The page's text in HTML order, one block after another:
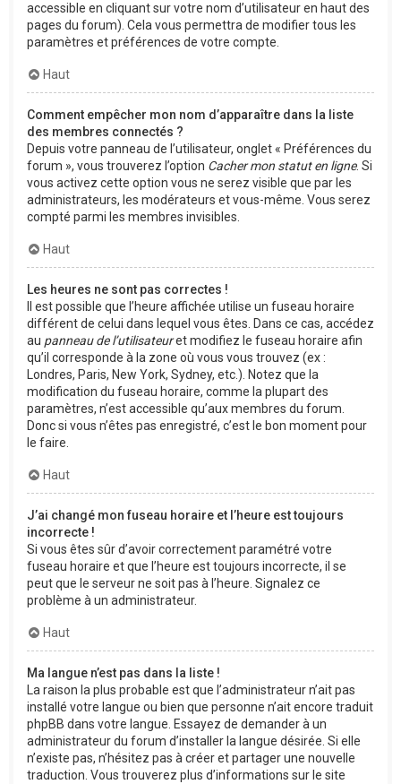
accessible en cliquant sur votre nom d’utilisateur en haut des
pages du forum). Cela vous permettra de modifier tous les
paramètres et préférences de votre compte.
Haut
Comment empêcher mon nom d’apparaître dans la liste
des membres connectés ?
Depuis votre panneau de l’utilisateur, onglet « Préférences du
forum », vous trouverez l’option Cacher mon statut en ligne. Si
vous activez cette option vous ne serez visible que par les
administrateurs, les modérateurs et vous-même. Vous serez
compté parmi les membres invisibles.
Haut
Les heures ne sont pas correctes !
Il est possible que l’heure affichée utilise un fuseau horaire
différent de celui dans lequel vous êtes. Dans ce cas, accédez
au panneau de l’utilisateuret modifiez le fuseau horaire afin
qu’il corresponde à la zone où vous vous trouvez (ex :
Londres, Paris, New York, Sydney, etc.). Notez que la
modification du fuseau horaire, comme la plupart des
paramètres, n’est accessible qu’aux membres du forum.
Donc si vous n’êtes pas enregistré, c’est le bon moment pour
le faire.
Haut
J’ai changé mon fuseau horaire et l’heure est toujours
incorrecte !
Si vous êtes sûr d’avoir correctement paramétré votre
fuseau horaire et que l’heure est toujours incorrecte, il se
peut que le serveur ne soit pas à l’heure. Signalez ce
problème à un administrateur.
Haut
Ma langue n’est pas dans la liste !
La raison la plus probable est que l’administrateur n’ait pas
installé votre langue ou bien que personne n’ait encore traduit
phpBB dans votre langue. Essayez de demander à un
administrateur du forum d’installer la langue désirée. Si elle
n’existe pas, n’hésitez pas à créer et partager une nouvelle
traduction. Vous trouverez plus d’informations sur le site